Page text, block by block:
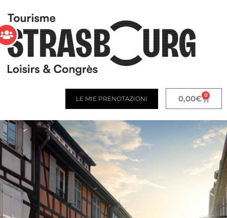
LE MIE PRENOTAZIONI 0,00€ 0